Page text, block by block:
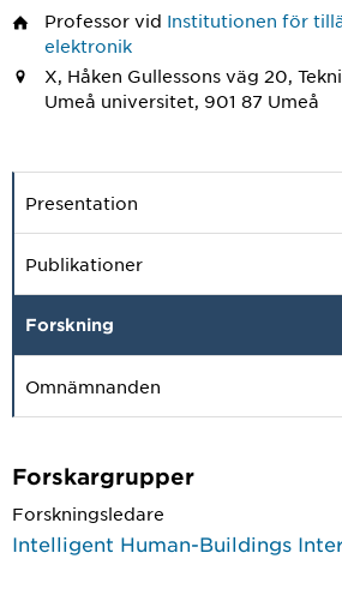
Professor vid Institutionen för
elektronik
X, Håken Gullessons väg 20,
Umeå universitet, 901 87 Umeå
Presentation
Publikationer
Forskning
Omnämnanden
Forskargrupper
Forskningsledare
Intelligent Human-Buildings